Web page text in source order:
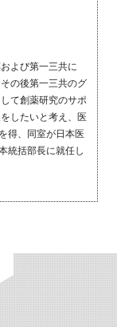
よび第一三共に
の後第一三共のグ
て創薬研究のサポ
したいと考え、医
得、同室が日本医
統括部長に就任し